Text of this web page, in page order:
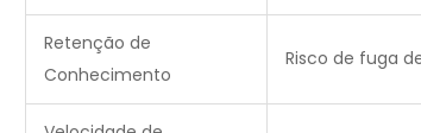
Retenção de
Conhecimento
Risco de fuga